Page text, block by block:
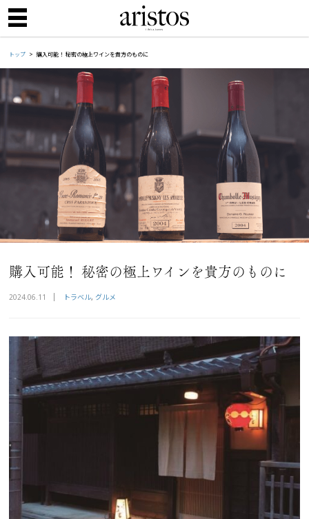
トップ 購入可能！ 秘密の極上ワインを貴方のものに
購入可能！ 秘密の極上ワインを貴方のものに
2024.06.11 トラベル グルメ